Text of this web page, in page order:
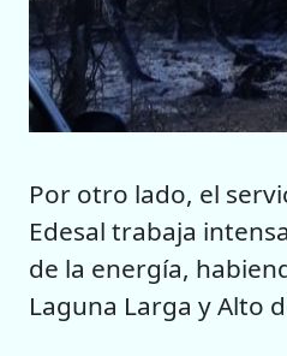
Por otro lado, el
Edesal trabaja
de la energía,
Laguna Larga y Alto